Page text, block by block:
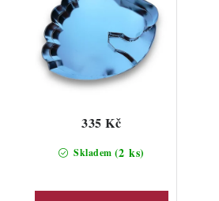
Skladem (2 ks)
335 Kč